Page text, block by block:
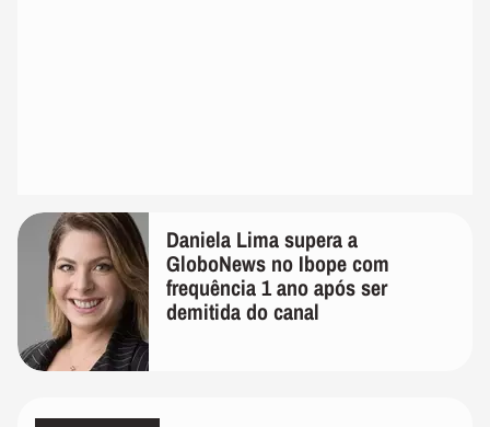
Daniela Lima supera a
GloboNews no Ibope com
frequência 1 ano após ser
demitida do canal